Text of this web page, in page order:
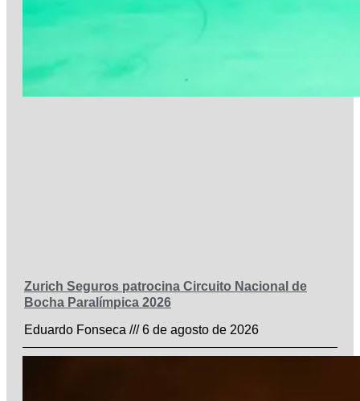
Zurich Seguros patrocina Circuito Nacional de
Bocha Paralímpica 2026
Eduardo Fonseca
6 de agosto de 2026